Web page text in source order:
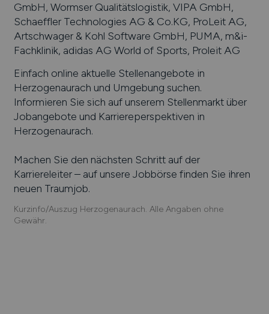
GmbH, Wormser Qualitätslogistik, VIPA GmbH,
Schaeffler Technologies AG & Co.KG, ProLeit AG,
Artschwager & Kohl Software GmbH, PUMA, m&i-
Fachklinik, adidas AG World of Sports, Proleit AG
Einfach online aktuelle Stellenangebote in
Herzogenaurach und Umgebung suchen.
Informieren Sie sich auf unserem Stellenmarkt über
Jobangebote und Karriereperspektiven in
Herzogenaurach.
Machen Sie den nächsten Schritt auf der
Karriereleiter – auf unsere Jobbörse finden Sie ihren
neuen Traumjob.
Kurzinfo/Auszug Herzogenaurach. Alle Angaben ohne
Gewähr.